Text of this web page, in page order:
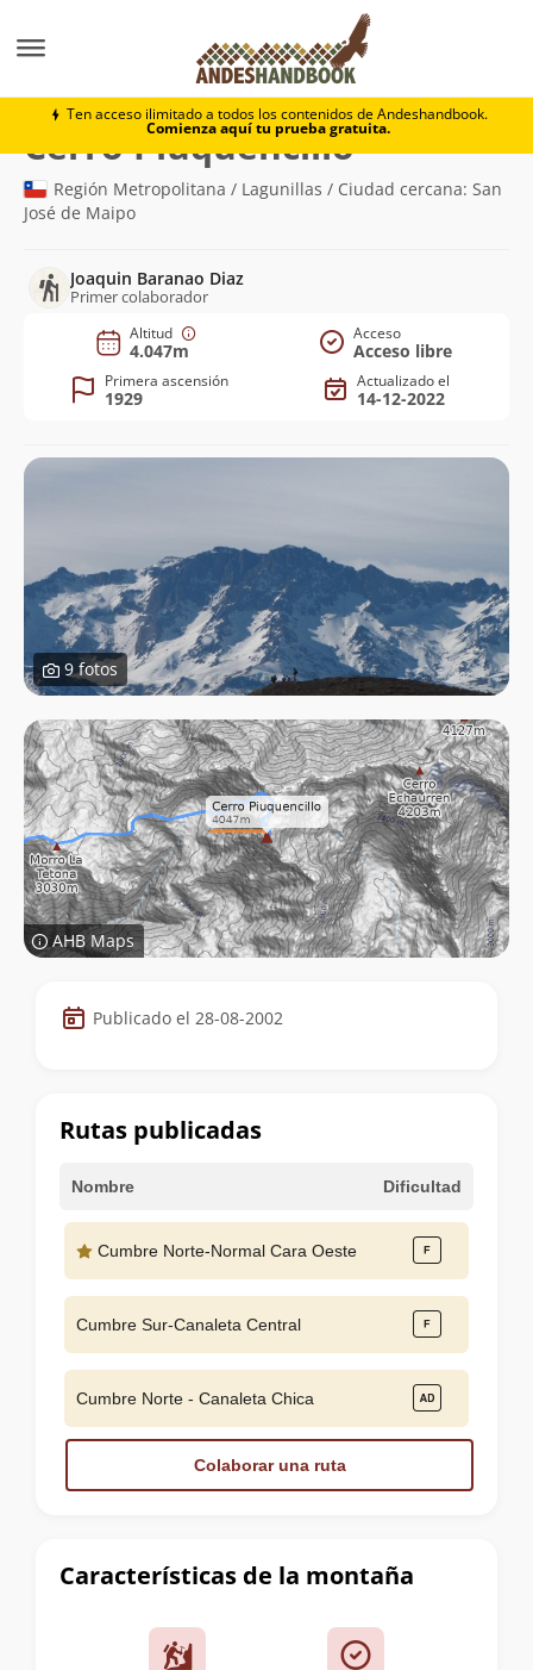
Ten acceso ilimitado a todos los contenidos de Andeshandbook.
Comienza aquí tu prueba gratuita.
Cerro Piuquencillo
Cerro Piuquencillo(4.047m)
Región Metropolitana / Lagunillas / Ciudad cercana: San
José de Maipo
Joaquin Baranao Diaz
Primer colaborador
Altitud
4.047m
Acceso
Acceso libre
Primera ascensión
1929
Actualizado el
14-12-2022
9 fotos
AHB Maps
Datos
de
cumbre
Publicado el 28-08-2002
Características de la montaña
Rutas publicadas
Nombre Dificultad
Cumbre Norte-Normal Cara Oeste
Cumbre Sur-Canaleta Central
Cumbre Norte - Canaleta Chica
Colaborar una ruta